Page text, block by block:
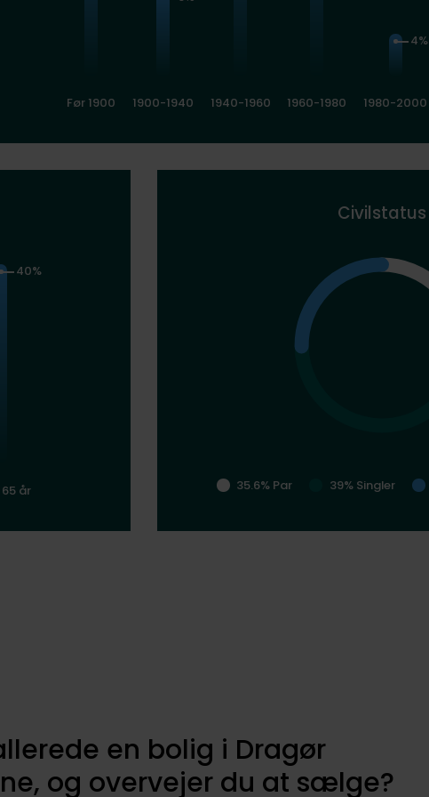
Før 1900 1900-1940 1940-1960 1960-1980
4%
1980-2000
40%
år
Civilstatus
35.6% Par 39% Singler
en bolig i Dragør
og overvejer du at sælge?